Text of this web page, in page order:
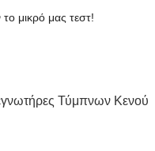
μικρό μας τεστ!
Τύμπνων Κενού